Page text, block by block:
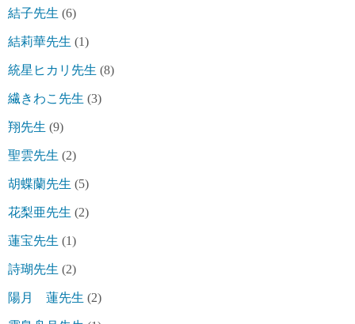
結子先生 (6)
結莉華先生 (1)
統星ヒカリ先生 (8)
繊きわこ先生 (3)
翔先生 (9)
聖雲先生 (2)
胡蝶蘭先生 (5)
花梨亜先生 (2)
蓮宝先生 (1)
詩瑚先生 (2)
陽月 蓮先生 (2)